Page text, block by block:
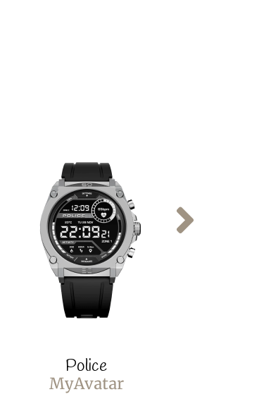
Police
MyAvatar